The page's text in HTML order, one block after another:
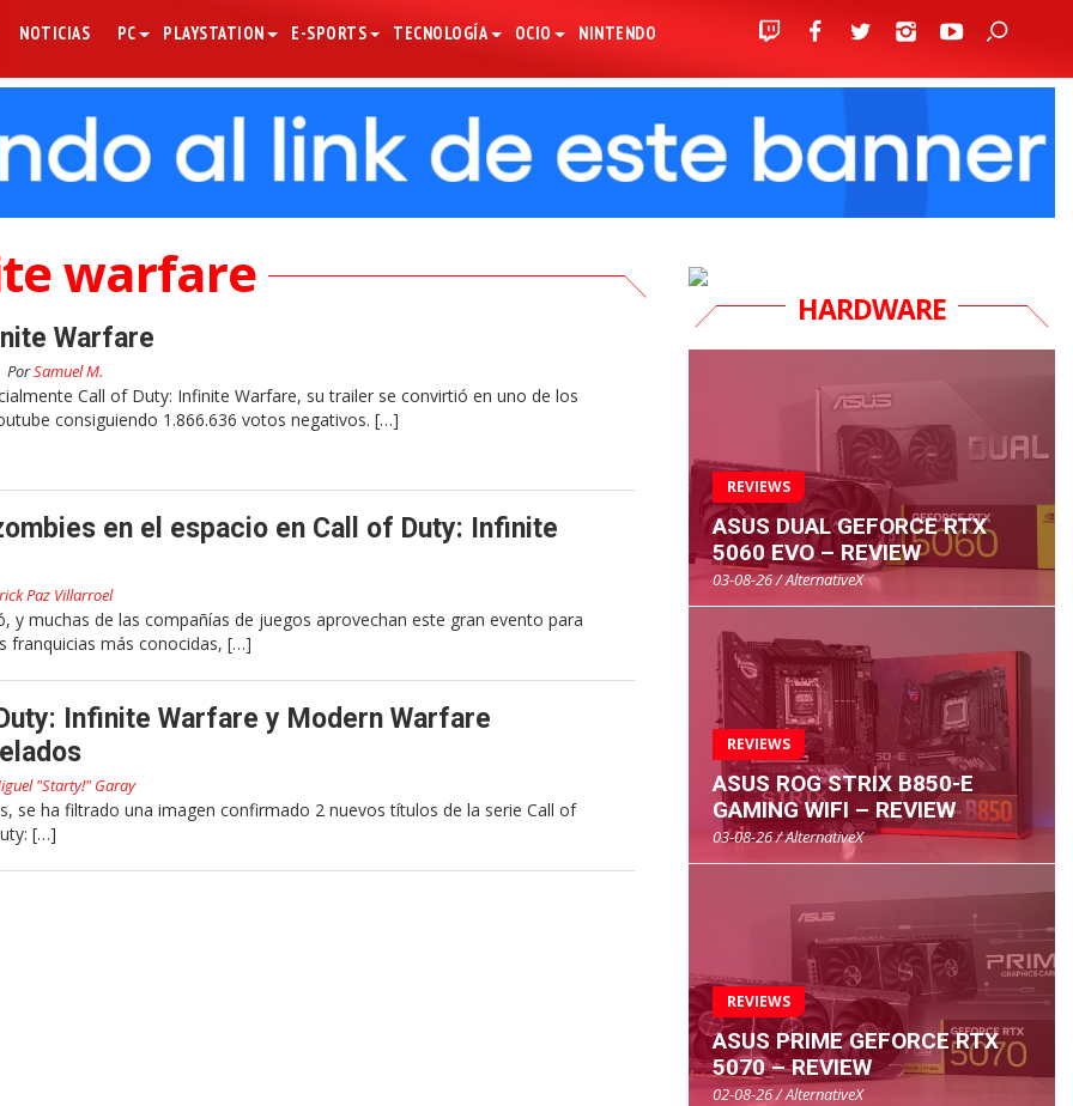
NOTICIAS PC PLAYSTATION E-SPORTS TECNOLOGÍA OCIO NINTENDO
warfare
Warfare
PorSamuel M.
Call of Duty: Infinite Warfare, su trailer se convirtió en uno de los
consiguiendo 1.866.636 votos negativos. […]
en el espacio en Call of Duty: Infinite
Paz Villarroel
y muchas de las compañías de juegos aprovechan este gran evento para
franquicias más conocidas, […]
Infinite Warfare y Modern Warfare
"Starty!" Garay
se ha filtrado una imagen confirmado 2 nuevos títulos de la serie Call of
[…]
HARDWARE
REVIEWS
ASUS DUAL GEFORCE RTX
5060 EVO – REVIEW
03-08-26 / AlternativeX
REVIEWS
ASUS ROG STRIX B850-E
GAMING WIFI – REVIEW
03-08-26 / AlternativeX
REVIEWS
ASUS PRIME GEFORCE RTX
5070 – REVIEW
02-08-26 / AlternativeX